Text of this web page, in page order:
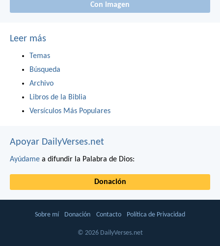
Con imagen
Leer más
Temas
Búsqueda
Archivo
Libros de la Biblia
Versículos Más Populares
Apoyar DailyVerses.net
Ayúdame a difundir la Palabra de Dios:
Donación
Sobre mí Donación Contacto Política de Privacidad
© 2026 DailyVerses.net